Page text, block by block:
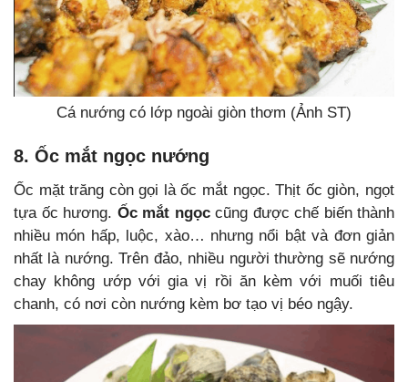
Cá nướng có lớp ngoài giòn thơm (Ảnh ST)
8. Ốc mắt ngọc nướng
Ốc mặt trăng còn gọi là ốc mắt ngọc. Thịt ốc giòn, ngọt
tựa ốc hương. Ốc mắt ngọccũng được chế biến thành
nhiều món hấp, luộc, xào… nhưng nổi bật và đơn giản
nhất là nướng. Trên đảo, nhiều người thường sẽ nướng
chay không ướp với gia vị rồi ăn kèm với muối tiêu
chanh, có nơi còn nướng kèm bơ tạo vị béo ngậy.